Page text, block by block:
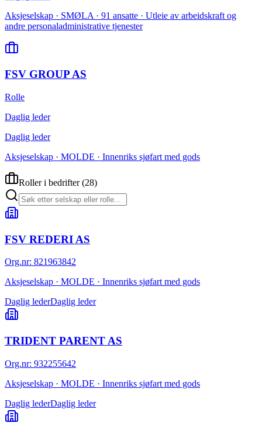
Aksjeselskap · SMØLA · 91 ansatte · Utleie av arbeidskraft og
andre personaladministrative tjenester
FSV GROUP AS
Rolle
Daglig leder
Daglig leder
Aksjeselskap · MOLDE · Innenriks sjøfart med gods
Roller i bedrifter(28)
FSV REDERI AS
Org.nr: 821963842
Aksjeselskap · MOLDE · Innenriks sjøfart med gods
Daglig lederDaglig leder
TRIDENT PARENT AS
Org.nr: 932255642
Aksjeselskap · MOLDE · Innenriks sjøfart med gods
Daglig lederDaglig leder